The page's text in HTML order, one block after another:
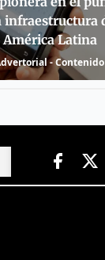
América Latina
-